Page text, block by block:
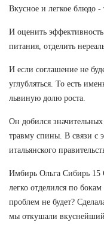
Вкусное и легкое блюдо
И оценить
питания, отделить
И если соглашение не
углубляться. То есть
львиную долю роста.
Он добился
травму спины. В связи с
итальянского
Имбирь Ольга Сибирь 15
легко отделился по
проблем не будет?
мы откушали